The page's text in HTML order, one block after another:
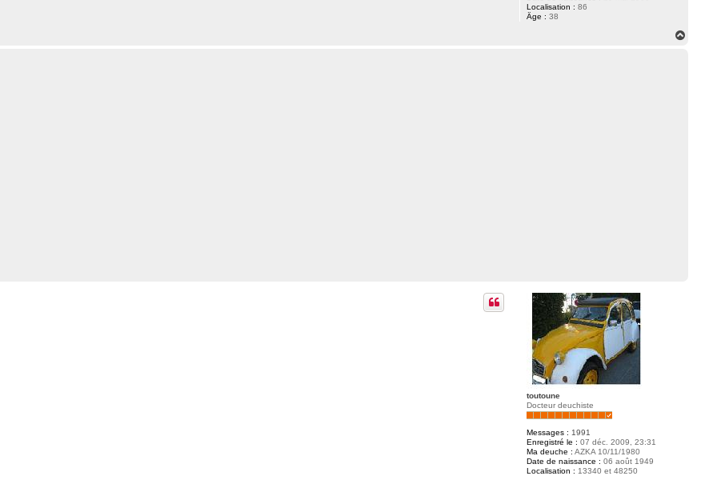
Localisation : 86
Âge : 38
toutoune
Docteur deuchiste
Messages : 1991
Enregistré le : 07 déc. 2009, 23:31
Ma deuche : AZKA 10/11/1980
Date de naissance : 06 août 1949
Localisation : 13340 et 48250